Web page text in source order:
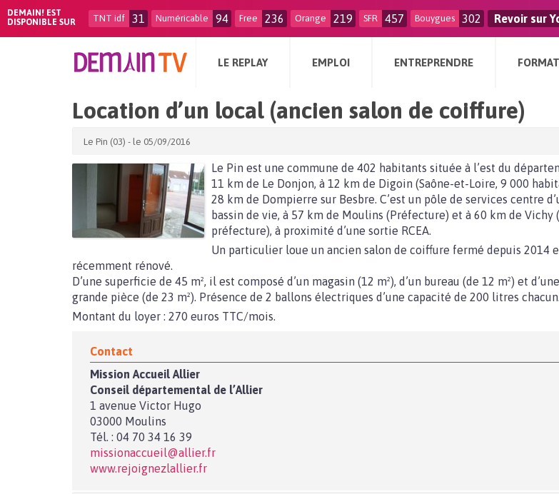
DEMAIN! EST
DISPONIBLE SUR
TNT idf 31 Numéricable 94 Free 236 Orange 219 SFR 457 Bouygues 302 Revoir sur
LE REPLAY EMPLOI ENTREPRENDRE
Location d’un local (ancien salon de coiffure)
Le Pin (03) - le 05/09/2016
Le Pin est une commune de 402 habitants située à l’est du
11 km de Le Donjon, à 12 km de Digoin (Saône-et-Loire, 9 000
28 km de Dompierre sur Besbre. C’est un pôle de services centre
bassin de vie, à 57 km de Moulins (Préfecture) et à 60 km de Vichy
préfecture), à proximité d’une sortie RCEA.
Un particulier loue un ancien salon de coiffure fermé depuis 2014
récemment rénové.
D’une superficie de 45 m², il est composé d’un magasin (12 m²), d’un bureau (de 12 m²) et d’une
grande pièce (de 23 m²). Présence de 2 ballons électriques d’une capacité de 200 litres chacun.
Montant du loyer : 270 euros TTC/mois.
Contact
Mission Accueil Allier
Conseil départemental de l’Allier
1 avenue Victor Hugo
03000 Moulins
Tél. : 04 70 34 16 39
missionaccueil@allier.fr
www.rejoignezlallier.fr